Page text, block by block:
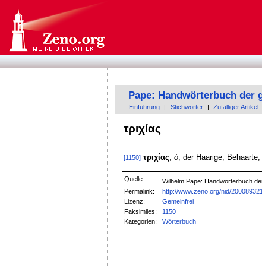
Pape: Handwörterbuch der
Einführung Stichwörter Zufälliger Artikel
τριχίας
[1150] τριχίας ὁ, der Haarige, Behaarte,
Quelle: Wilhelm Pape: Handwörterbuch
Permalink:
http://www.zeno.org/nid/
Lizenz:
Gemeinfrei
Faksimiles:
1150
Kategorien:
Wörterbuch